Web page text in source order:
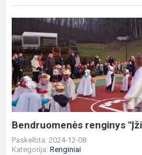
Bendruomenės
renginys
"Įžiebkime
Vaduvą"
Bendruomenės renginys
Paskelbta: 2024-12-08
Kategorija: Renginiai